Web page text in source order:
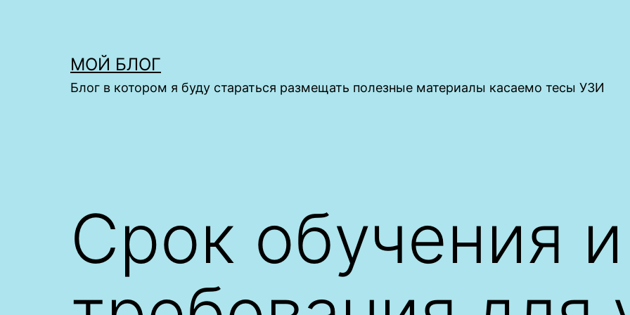
содержимомуМОЙ БЛОГ
Блог в котором я буду стараться размещать полезные материалы касаемо тесы УЗИ
Срок обучения и